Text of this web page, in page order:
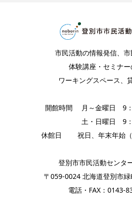
市民活動の情報発信、
体験講座・セミナ
ワーキングスペース、
開館時間 月～金曜日 9
土・日曜日 9：00
休館日 祝日、年末年始（
登別市市民活動センタ
〒059-0024 北海道登別市
電話・FAX：0143-